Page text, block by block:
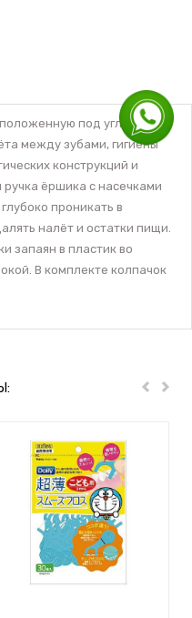
под углом 90°
между зубами, гигиены
конструкций и
ёршика с насечками
проникать в
налёт и остатки пищи.
запаян в пластик во
В комплекте колпачок
Пред